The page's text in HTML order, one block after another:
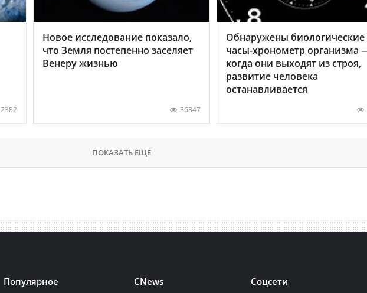
2382
Новое исследование показало,
что Земля постепенно заселяет
Венеру жизнью
36347
Обнаружены биологические
часы-хронометр организма
когда они выходят из строя,
развитие человека
останавливается
ПОКАЗАТЬ ЕЩЕ
Популярное CNews Соцсети